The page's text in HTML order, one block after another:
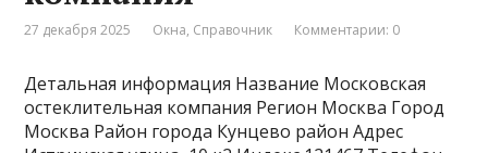
27 декабря 2025 Окна, Справочник Комментарии: 0
Детальная информация Название Московская
остеклительная компания Регион Москва Город
Москва Район города Кунцево район Адрес